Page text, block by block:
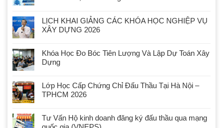
LỊCH KHAI GIẢNG CÁC KHÓA HỌC NGHIỆP VỤ
XÂY DỰNG 2026
Khóa Học Đo Bóc Tiên Lượng Và Lập Dự Toán Xây
Dựng
Lớp Học Cấp Chứng Chỉ Đấu Thầu Tại Hà Nội –
TPHCM 2026
Tư Vấn Hộ kinh doanh đăng ký đấu thầu qua mạng